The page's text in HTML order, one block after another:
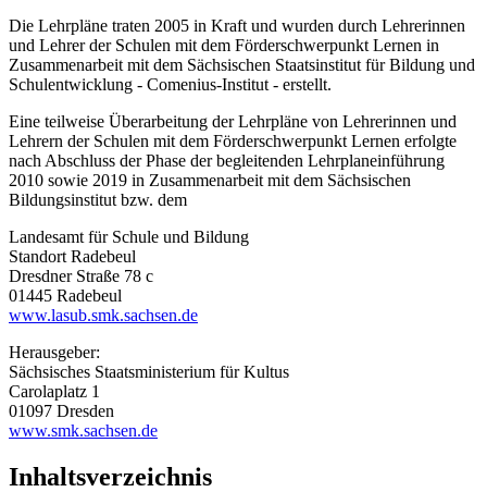
Die Lehrpläne traten 2005 in Kraft und wurden durch Lehrerinnen
und Lehrer der Schulen mit dem Förderschwerpunkt Lernen in
Zusammenarbeit mit dem Sächsischen Staatsinstitut für Bildung und
Schulentwicklung - Comenius-Institut - erstellt.
Eine teilweise Überarbeitung der Lehrpläne von Lehrerinnen und
Lehrern der Schulen mit dem Förderschwerpunkt Lernen erfolgte
nach Abschluss der Phase der begleitenden Lehrplaneinführung
2010 sowie 2019 in Zusammenarbeit mit dem Sächsischen
Bildungsinstitut bzw. dem
Landesamt für Schule und Bildung
Standort Radebeul
Dresdner Straße 78 c
01445 Radebeul
www.lasub.smk.sachsen.de
Herausgeber:
Sächsisches Staatsministerium für Kultus
Carolaplatz 1
01097 Dresden
www.smk.sachsen.de
Inhaltsverzeichnis